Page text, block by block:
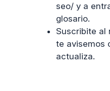
seo/ y a
glosario.
Suscribite al
te avisemos
actualiza.